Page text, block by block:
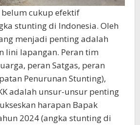
cukup efektif
stunting di Indonesia. Oleh
menjadi penting adalah
lini lapangan. Peran tim
peran Satgas, peran
Penurunan Stunting),
adalah unsur-unsur penting
harapan Bapak
2024 (angka stunting di